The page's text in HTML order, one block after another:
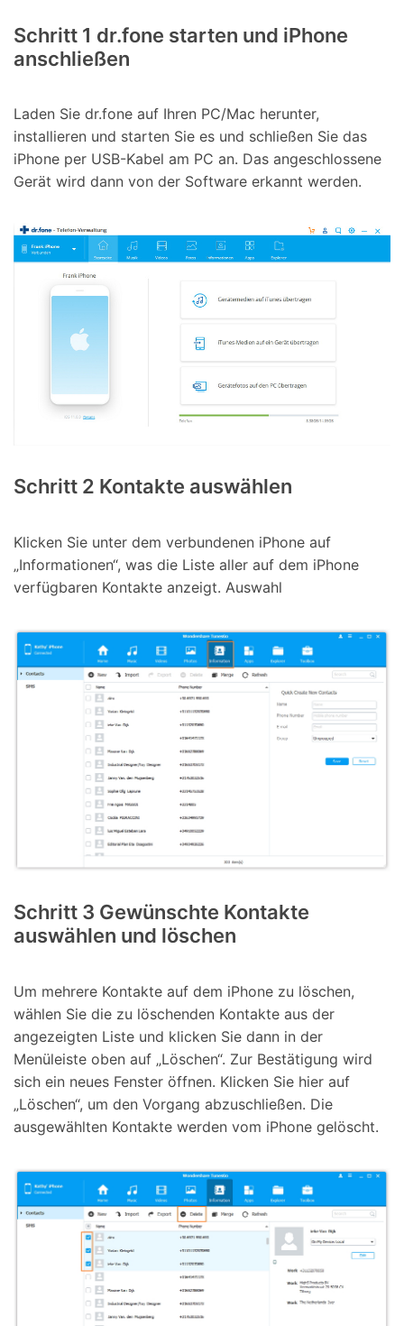
Schritt 1 dr.fone starten und iPhone
anschließen
Laden Sie dr.fone auf Ihren PC/Mac herunter,
installieren und starten Sie es und schließen Sie das
iPhone per USB-Kabel am PC an. Das angeschlossene
Gerät wird dann von der Software erkannt werden.
Schritt 2 Kontakte auswählen
Klicken Sie unter dem verbundenen iPhone auf
„Informationen“, was die Liste aller auf dem iPhone
verfügbaren Kontakte anzeigt. Auswahl
Schritt 3 Gewünschte Kontakte
auswählen und löschen
Um mehrere Kontakte auf dem iPhone zu löschen,
wählen Sie die zu löschenden Kontakte aus der
angezeigten Liste und klicken Sie dann in der
Menüleiste oben auf „Löschen“. Zur Bestätigung wird
sich ein neues Fenster öffnen. Klicken Sie hier auf
„Löschen“, um den Vorgang abzuschließen. Die
ausgewählten Kontakte werden vom iPhone gelöscht.